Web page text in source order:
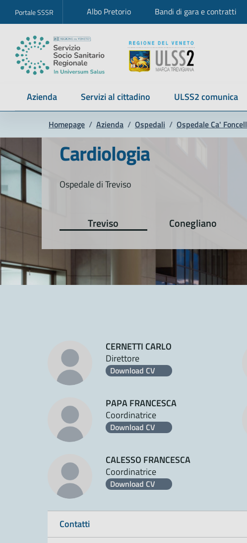
Portale SSSR Albo Pretorio Bandi di gara e contratti
Azienda Servizi al cittadino ULSS2 comunica
Homepage / Azienda / Ospedali / Ospedale Ca'
Cardiologia
Ospedale di Treviso
Treviso Conegliano
CERNETTI CARLO
Direttore
Download CV
PAPA FRANCESCA
Coordinatrice
Download CV
CALESSO FRANCESCA
Coordinatrice
Download CV
Contatti